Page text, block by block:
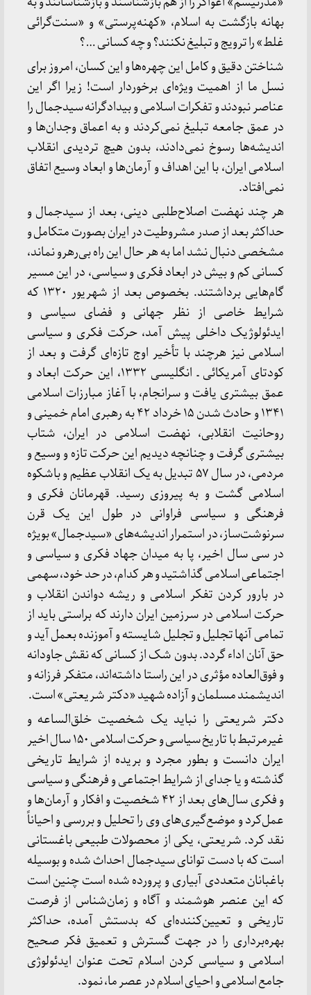
بهانه بازگشت به اسلام، «کهنه‌پرستی» و «سنت‌گرائی
غلط» را ترویج و تبلیغ نکنند؟ و چه کسانی … ؟
شناختن دقیق و کامل این چهره‌ها و این کسان، امروز برای
نسل ما از اهمیت ویژه‌ای برخوردار است! زیرا اگر این
عناصر نبودند و تفکرات اسلامی و بیدادگرانه سیدجمال را
در عمق جامعه تبلیغ نمی‌کردند و به اعماق وجدان‌ها و
اندیشه‌ها رسوخ نمی‌دادند، بدون هیچ تردیدی انقلاب
اسلامی ایران، با این اهداف و آرمان‌ها و ابعاد وسیع اتفاق
نمی‌افتاد.
هر چند نهضت اصلاح‌طلبی دینی، بعد از سیدجمال و
حداکثر بعد از صدر مشروطیت در ایران بصورت متکامل و
مشخصی دنبال نشد اما به هر حال این راه بی‌رهرو نماند،
کسانی کم و بیش در ابعاد فکری و سیاسی، در این مسیر
گام‌هایی برداشتند. بخصوص بعد از شهریور ۱۳۲۰ که
شرایط خاصی از نظر جهانی و فضای سیاسی و
ایدئولوژیک داخلی پیش آمد، حرکت فکری و سیاسی
اسلامی نیز هرچند با تأخیر اوج تازه‌ای گرفت و بعد از
کودتای آمریکائی ـ انگلیسی ۱۳۳۲، این حرکت ابعاد و
عمق بیشتری یافت و سرانجام، با آغاز مبارزات اسلامی
۱۳۴۱ و حادث شدن ۱۵ خرداد ۴۲ به رهبری امام خمینی و
روحانیت انقلابی، نهضت اسلامی در ایران، شتاب
بیشتری گرفت و چنانچه دیدیم این حرکت تازه و وسیع و
مردمی، در سال ۵۷ تبدیل به یک انقلاب عظیم و باشکوه
اسلامی گشت و به پیروزی رسید. قهرمانان فکری و
فرهنگی و سیاسی فراوانی در طول این یک قرن
سرنوشت‌ساز، در استمرار اندیشه‌های «سیدجمال» بویژه
در سی سال اخیر، پا به میدان جهاد فکری و سیاسی و
اجتماعی اسلامی گذاشتید و هر کدام، در حد خود، سهمی
در بارور کردن تفکر اسلامی و ریشه دواندن انقلاب و
حرکت اسلامی در سرزمین ایران دارند که براستی باید از
تمامی آنها تجلیل و تجلیل شایسته و آموزنده بعمل آید و
حق آنان اداء گردد. بدون شک از کسانی که نقش جاودانه
و فوق‌العاده مؤثری در این راستا داشته‌اند، متفکر فرزانه و
اندیشمند مسلمان و آزاده شهید «دکتر شریعتی» است.
دکتر شریعتی را نباید یک شخصیت خلق‌الساعه و
غیرمرتبط با تاریخ سیاسی و حرکت اسلامی ۱۵۰ سال اخیر
ایران دانست و بطور مجرد و بریده از شرایط تاریخی
گذشته و یا جدای از شرایط اجتماعی و فرهنگی و سیاسی
و فکری سال‌های بعد از ۴۲ شخصیت و افکار و آرمان‌ها و
عمل‌کرد و موضع‌گیری‌های وی را تحلیل و بررسی و احیاناً
نقد کرد. شریعتی، یکی از محصولات طبیعی باغستانی
است که با دست توانای سیدجمال احداث شده و بوسیله
باغبانان متعددی آبیاری و پرورده شده است چنین است
که این عنصر هوشمند و آگاه و زمان‌شناس از فرصت
تاریخی و تعیین‌کننده‌ای که بدستش آمده، حداکثر
بهره‌برداری را در جهت گسترش و تعمیق فکر صحیح
اسلامی و سیاسی کردن اسلام تحت عنوان ایدئولوژی
جامع اسلامی و احیای اسلام در عصر ما، نمود.